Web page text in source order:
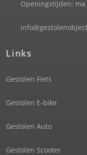
Openingstijden:
Links
Gestolen Fiets
Gestolen E-bike
Gestolen Auto
Gestolen Scooter